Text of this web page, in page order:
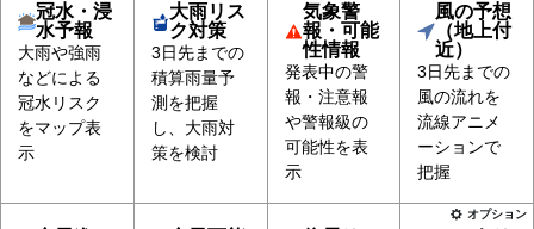
冠水・浸
水予報
大雨や強雨
などによる
冠水リスク
をマップ表
示
大雨リス
ク対策
3日先までの
積算雨量予
測を把握
し、大雨対
策を検討
気象警
報・可能
性情報
発表中の警
報・注意報
や警報級の
可能性を表
示
風の予想
（地上付
近）
3日先までの
風の流れを
流線アニメ
ーションで
把握
オプション